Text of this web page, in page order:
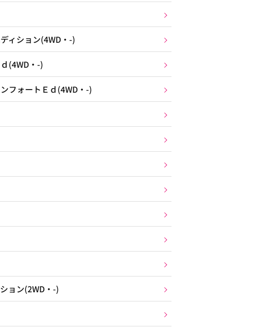
ィション(4WD・-)
(4WD・-)
ォートＥｄ(4WD・-)
ョン(2WD・-)